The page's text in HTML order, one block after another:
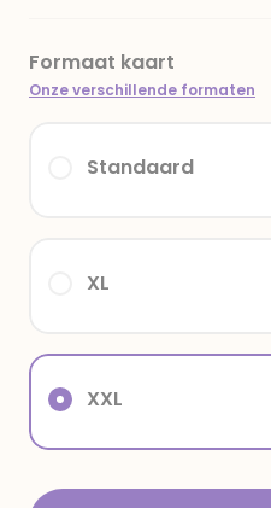
Formaat kaart
Onze verschillende formaten
XXL
XL
Standaard